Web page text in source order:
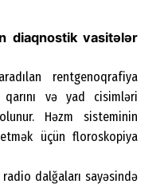
diaqnostik vasitələr
rentgenoqrafiya
və yad cisimləri
Həzm sisteminin
üçün floroskopiya
dalğaları sayəsində